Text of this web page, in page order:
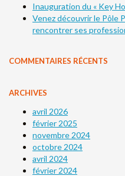
Inauguration du « Key
Venez découvrir le Pôle
rencontrer ses
COMMENTAIRES RÉCENTS
ARCHIVES
avril 2026
février 2025
novembre 2024
octobre 2024
avril 2024
février 2024